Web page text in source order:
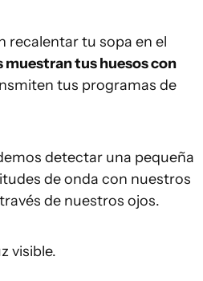
recalentar tu sopa en el
muestran tus huesos con
tus programas de
detectar una pequeña
de onda con nuestros
de nuestros ojos.
visible.